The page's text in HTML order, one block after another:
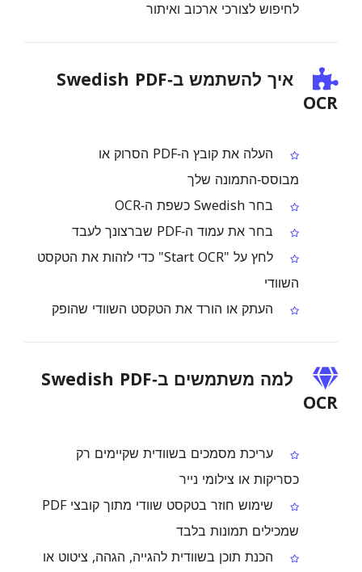
לחיפוש לצורכי ארכוב ואיתור
איך להשתמש ב‑Swedish PDF
OCR
העלה את קובץ ה‑PDF הסרוק או
מבוסס‑התמונה שלך
בחר Swedish כשפת ה‑OCR
בחר את עמוד ה‑PDF שברצונך לעבד
לחץ על "Start OCR" כדי לזהות את הטקסט
השוודי
העתק או הורד את הטקסט השוודי שהופק
למה משתמשים ב‑Swedish PDF
OCR
עריכת מסמכים בשוודית שקיימים רק
כסריקות או צילומי נייר
שימוש חוזר בטקסט שוודי מתוך קובצי PDF
שמכילים תמונות בלבד
הכנת תוכן בשוודית להגייה, הגהה, ציטוט או